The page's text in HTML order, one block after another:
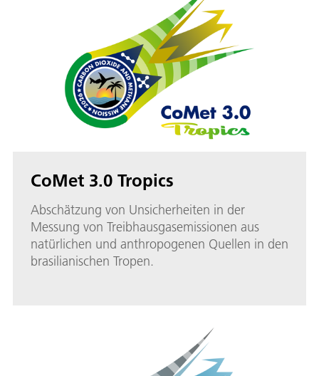
CoMet 3.0 Tropics
Abschätzung von Unsicherheiten in der
Messung von Treibhausgasemissionen aus
natürlichen und anthropogenen Quellen in den
brasilianischen Tropen.